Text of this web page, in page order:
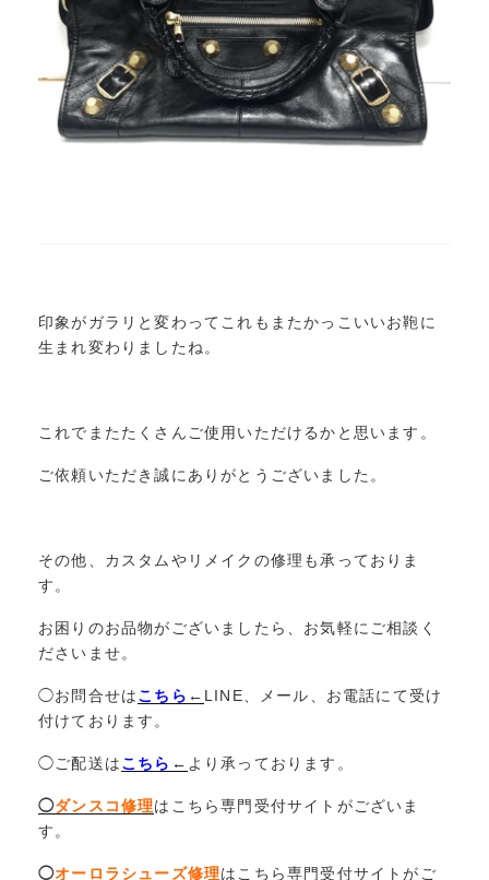
印象がガラリと変わってこれもまたかっこいいお鞄に
生まれ変わりましたね。
これでまたたくさんご使用いただけるかと思います。
ご依頼いただき誠にありがとうございました。
その他、カスタムやリメイクの修理も承っておりま
す。
お困りのお品物がございましたら、お気軽にご相談く
ださいませ。
◯お問合せはこちら ← LINE、メール、お電話にて受け
付けております。
◯ご配送はこちら ← より承っております。
◯ダンスコ修理はこちら専門受付サイトがございま
す。
◯オーロラシューズ修理はこちら専門受付サイトがご